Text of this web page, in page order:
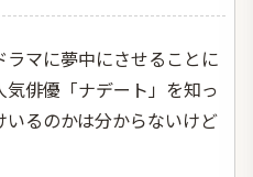
マに夢中にさせることに
俳優「ナデート」を知っ
るのかは分からないけど